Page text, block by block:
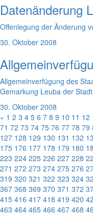
Datenänderung
Offenlegung der Änderung
30. Oktober 2008
Allgemeinverfügung des
Gemarkung Leuba der
30. Oktober 2008
« 1 2 3 4 5 6 7 8 9 10 11 12
71 72 73 74 75 76 77 78 79
127 128 129 130 131 132
175 176 177 178 179 180
223 224 225 226 227 228
271 272 273 274 275 276
319 320 321 322 323 324
367 368 369 370 371 372
415 416 417 418 419 420
463 464 465 466 467 468